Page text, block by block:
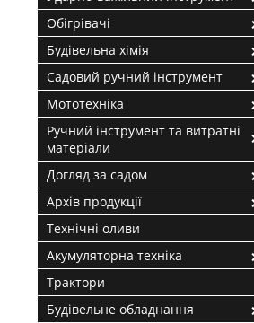
Обігрівачі
Будівельна хімія
Садовий ручний інструмент
Мототехніка
Ручний інструмент та витратні
матеріали
Догляд за садом
Архів продукції
Технічні оливи
Акумуляторна техніка
Трактори
Будівельне обладнання